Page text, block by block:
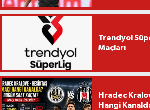
Trendyol
Maçları
Hradec
Hangi